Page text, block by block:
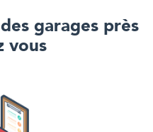
garages près
vous